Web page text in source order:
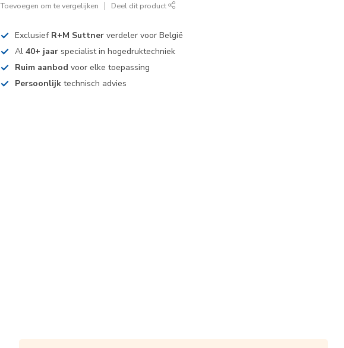
Toevoegen om te vergelijken Deel dit product
Exclusief R+M Suttner verdeler voor België
Al40+ jaar specialist in hogedruktechniek
Ruim aanbod voor elke toepassing
Persoonlijk technisch advies